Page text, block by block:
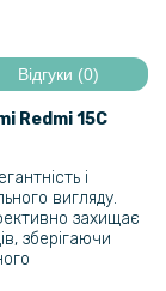
15C 4G на
15C 4G на
Відгуки (0)
Redmi 15C
і
вигляду.
захищає
зберігаючи